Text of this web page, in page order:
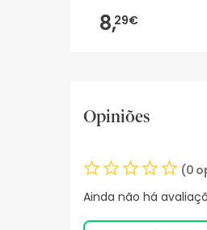
8,29€
Opiniões
(0
Ainda não há